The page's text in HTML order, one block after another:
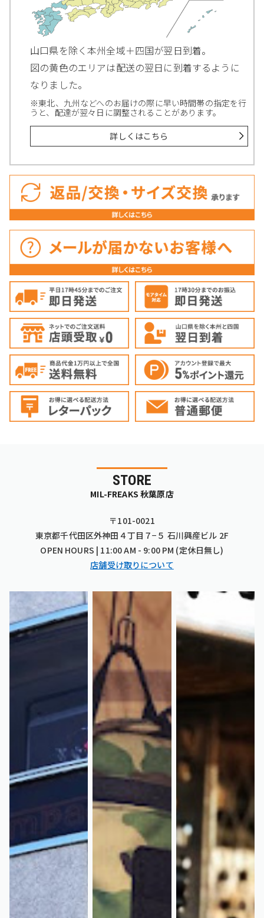
山口県を除く本州全域＋四国が翌日到着。
図の黄色のエリアは配送の翌日に到着するように
なりました。
※東北、九州などへのお届けの際に早い時間帯の指定を行
うと、配達が翌々日に調整されることがあります。
詳しくはこちら
STORE
MIL-FREAKS 秋葉原店
〒101-0021
東京都千代田区外神田４丁目７−５ 石川興産ビル 2F
OPEN HOURS | 11:00 AM - 9:00 PM (定休日無し)
店舗受け取りについて